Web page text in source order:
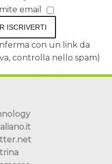
email
ISCRIVERTI
con un link da
controlla nello spam)